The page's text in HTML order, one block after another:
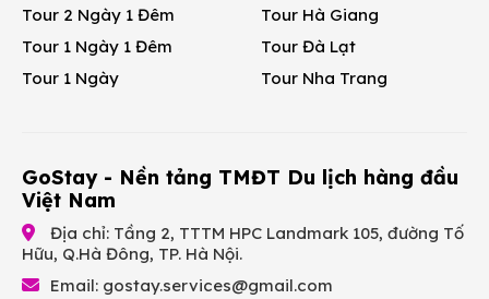
Tour 2 Ngày 1 Đêm
Tour 1 Ngày 1 Đêm
Tour 1 Ngày
Tour Hà Giang
Tour Đà Lạt
Tour Nha Trang
GoStay - Nền tảng TMĐT Du lịch hàng đầu
Việt Nam
Địa chỉ: Tầng 2, TTTM HPC Landmark 105, đường Tố
Hữu, Q.Hà Đông, TP. Hà Nội.
Email: gostay.services@gmail.com